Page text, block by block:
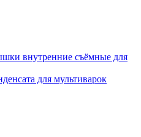
внутренние съёмные для
для мультиварок